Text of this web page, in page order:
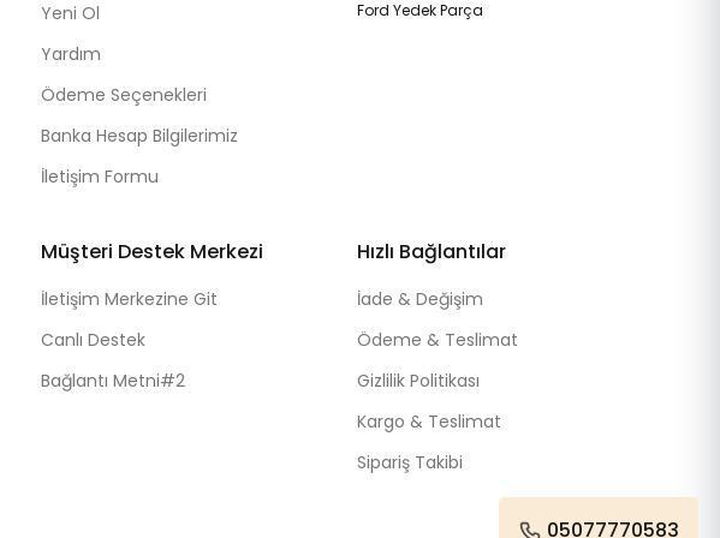
Yeni Ol
Yardım
Ödeme Seçenekleri
Banka Hesap Bilgilerimiz
İletişim Formu
Ford Yedek Parça
Müşteri Destek Merkezi
İletişim Merkezine Git
Canlı Destek
Bağlantı Metni#2
Hızlı Bağlantılar
İade & Değişim
Ödeme & Teslimat
Gizlilik Politikası
Kargo & Teslimat
Sipariş Takibi
05077770583